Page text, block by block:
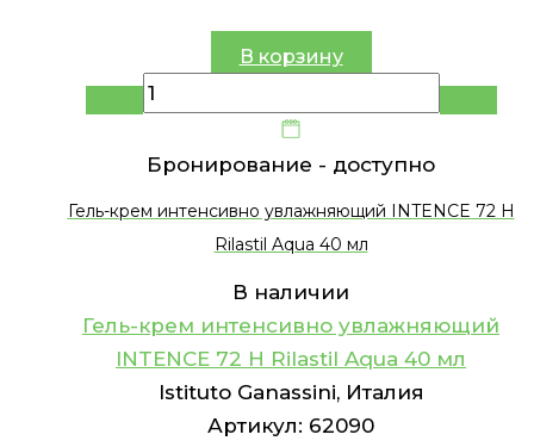
В корзину
Бронирование - доступно
Гель-крем интенсивно увлажняющий INTENCE 72 H
Rilastil Aqua 40 мл
В наличии
Гель-крем интенсивно увлажняющий
INTENCE 72 H Rilastil Aqua 40 мл
Istituto Ganassini, Италия
Артикул: 62090